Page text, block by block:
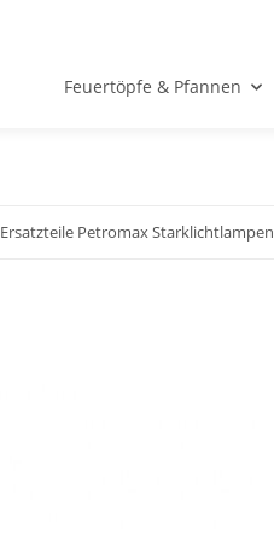
Feuertöpfe & Pfannen
Ersatzteile Petromax Starklichtlampen